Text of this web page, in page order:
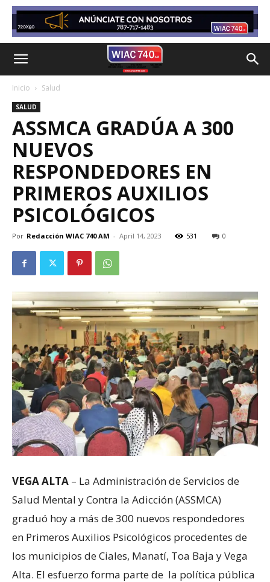
Inicio Salud
SALUD
ASSMCA GRADÚA A 300
NUEVOS
RESPONDEDORES EN
PRIMEROS AUXILIOS
PSICOLÓGICOS
Por Redacción WIAC 740 AM - April 14, 2023 531 0
VEGA ALTA – La Administración de Servicios de
Salud Mental y Contra la Adicción (ASSMCA)
graduó hoy a más de 300 nuevos respondedores
en Primeros Auxilios Psicológicos procedentes de
los municipios de Ciales, Manatí, Toa Baja y Vega
Alta. El esfuerzo forma parte de la política pública